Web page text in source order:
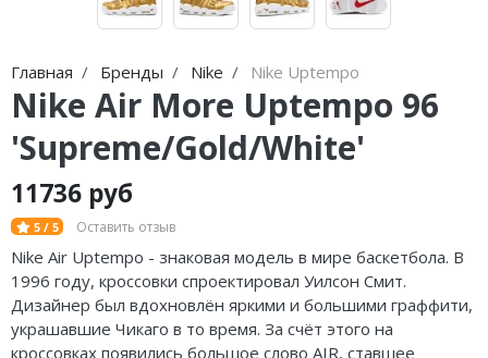
Главная Бренды Nike Nike Uptempo
Nike Air More Uptempo 96
'Supreme/Gold/White'
11736 руб
5 / 5 Оставить отзыв
Nike Air Uptempo - знаковая модель в мире баскетбола. В
1996 году, кроссовки спроектировал Уилсон Смит.
Дизайнер был вдохновлён яркими и большими граффити,
украшавшие Чикаго в то время. За счёт этого на
кроссовках появились большое слово AIR, ставшее
Air Jordan 312
Air Jordan 40
Air Jordan 39
Air Jordan 38
Air Jordan 37
Air Jordan 36
adidas Gazelle
adidas Handball
adidas Adistar
adidas adiFOM
adidas Adizero
adidas Harden